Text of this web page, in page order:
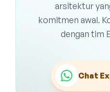
arsitektur
komitmen awal.
dengan tim
Chat